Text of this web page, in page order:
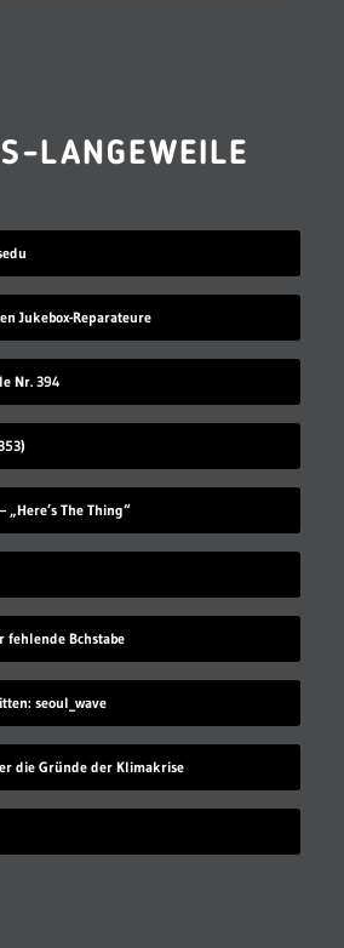
LANGEWEILE
Jukebox-Reparateure
Nr. 394
„Here’s The Thing“
fehlende Bchstabe
seoul_wave
die Gründe der Klimakrise